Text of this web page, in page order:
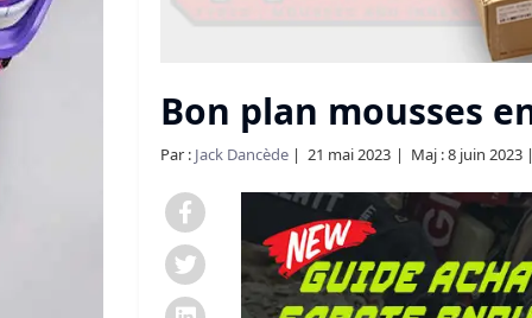
Bon plan mousses
Par : Jack Dancède 21 mai 2023 Maj : 8 juin 2023